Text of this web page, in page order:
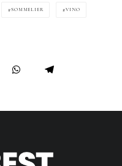
SOMMELIER VINO